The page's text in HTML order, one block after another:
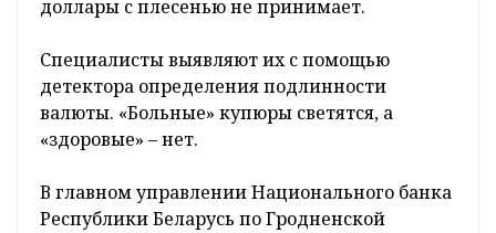
доллары с плесенью не принимает.
Специалисты выявляют их с помощью
детектора определения подлинности
валюты. «Больные» купюры светятся, а
«здоровые» – нет.
В главном управлении Национального банка
Республики Беларусь по Гродненской